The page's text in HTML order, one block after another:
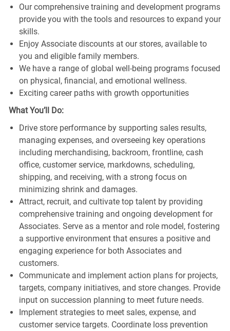
Our comprehensive training and development programs
provide you with the tools and resources to expand your
skills.
Enjoy Associate discounts at our stores, available to
you and eligible family members.
We have a range of global well-being programs focused
on physical, financial, and emotional wellness.
Exciting career paths with growth opportunities
What You’ll Do:
Drive store performance by supporting sales results,
managing expenses, and overseeing key operations
including merchandising, backroom, frontline, cash
office, customer service, markdowns, scheduling,
shipping, and receiving, with a strong focus on
minimizing shrink and damages.
Attract, recruit, and cultivate top talent by providing
comprehensive training and ongoing development for
Associates. Serve as a mentor and role model, fostering
a supportive environment that ensures a positive and
engaging experience for both Associates and
customers.
Communicate and implement action plans for projects,
targets, company initiatives, and store changes. Provide
input on succession planning to meet future needs.
Implement strategies to meet sales, expense, and
customer service targets. Coordinate loss prevention